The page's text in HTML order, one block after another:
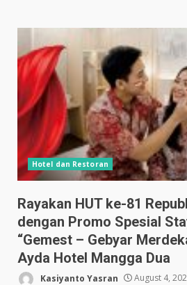
Hotel dan Restoran
Rayakan HUT ke-81
dengan Promo Spesial
“Gemest – Gebyar
Ayda Hotel Mangga Dua
Kasiyanto Yasran August 4,